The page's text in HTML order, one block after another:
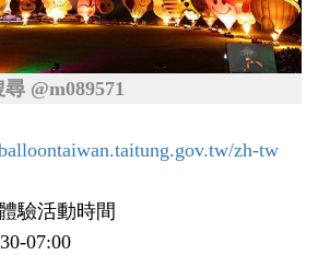
@m089571
zh-tw
驗活動時間
07:00